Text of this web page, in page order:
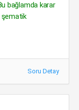
bağlamda karar
şematik
Soru Detay